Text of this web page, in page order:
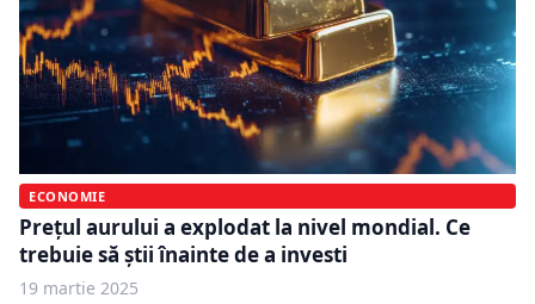
ECONOMIE
Prețul aurului a explodat la nivel mondial. Ce
trebuie să știi înainte de a investi
19 martie 2025